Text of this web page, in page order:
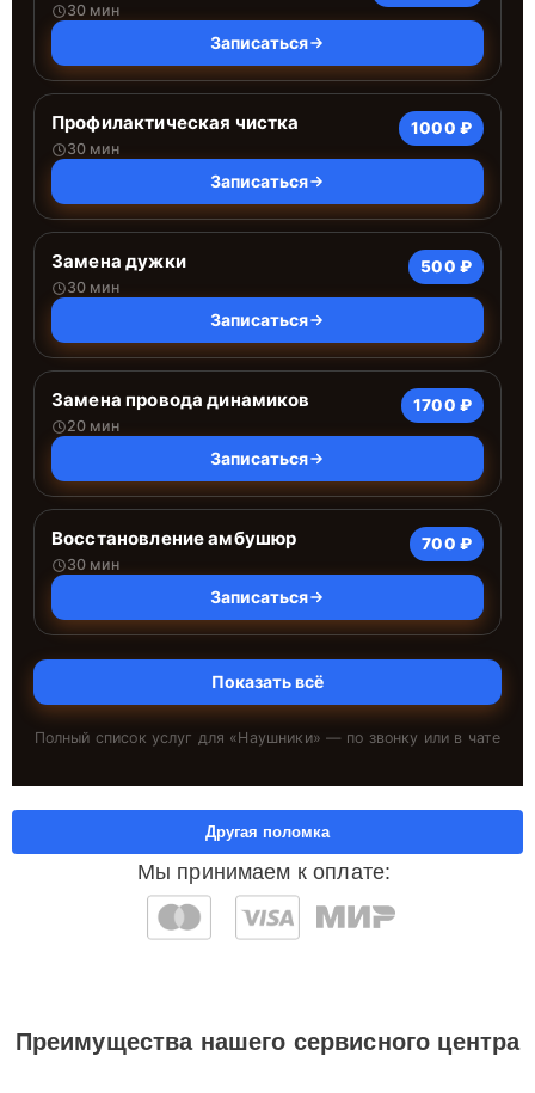
30 мин
Записаться
Профилактическая чистка
30 мин
1000 ₽
Записаться
Замена дужки
30 мин
500 ₽
Записаться
Замена провода динамиков
20 мин
1700 ₽
Записаться
Восстановление амбушюр
30 мин
700 ₽
Записаться
Показать всё
Полный список услуг для «Наушники» — по звонку или в чате
Мы принимаем к оплате:
Другая поломка
Преимущества нашего сервисного центра